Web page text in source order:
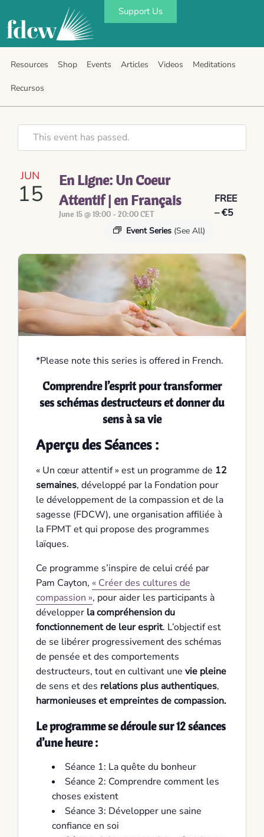
Support Us
Resources Shop Events Articles Videos Meditations
Recursos
This event has passed.
JUN
15
En Ligne: Un Coeur
Attentif | en Français
June 15 @ 19:00 -20:00CET
Event Series (See All)
FREE
– €5
*Please note this series is offered in French.
Comprendre l’esprit pour transformer
ses schémas destructeurs et donner du
sens à sa vie
Aperçu des Séances :
« Un cœur attentif » est un programme de 12
semaines, développé par la Fondation pour
le développement de la compassion et de la
sagesse (FDCW), une organisation affiliée à
la FPMT et qui propose des programmes
laïques.
Ce programme s’inspire de celui créé par
Pam Cayton, « Créer des cultures de
compassion », pour aider les participants à
développer la compréhension du
fonctionnement de leur esprit. L’objectif est
de se libérer progressivement des schémas
de pensée et des comportements
destructeurs, tout en cultivant une vie pleine
de sens et des relations plus authentiques,
harmonieuses et empreintes de compassion.
Le programme se déroule sur 12 séances
d’une heure :
Séance 1: La quête du bonheur
Séance 2: Comprendre comment les
choses existent
Séance 3: Développer une saine
confiance en soi